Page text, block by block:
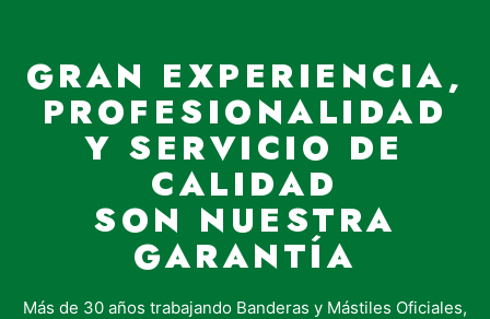
GRAN EXPERIENCIA,
PROFESIONALIDAD
Y SERVICIO DE
CALIDAD
SON NUESTRA
GARANTÍA
Más de 30 años trabajando Banderas y Mástiles Oficiales,